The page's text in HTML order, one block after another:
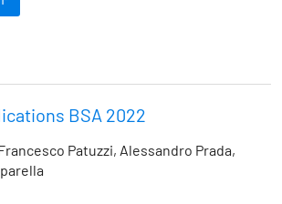
BSA 2022
Patuzzi, Alessandro Prada,